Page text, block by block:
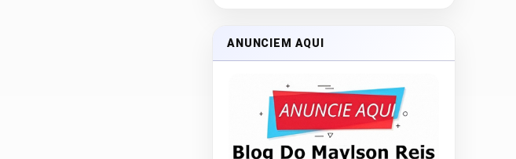
ANUNCIEM AQUI